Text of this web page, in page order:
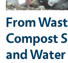
From
Compost
and